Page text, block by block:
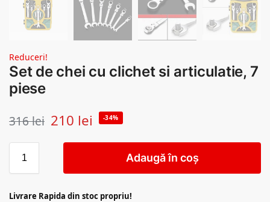
Reduceri!
Set de chei cu clichet si articulatie, 7
piese
316lei 210 lei -34%
Adaugă în coș
Livrare Rapida din stoc propriu!